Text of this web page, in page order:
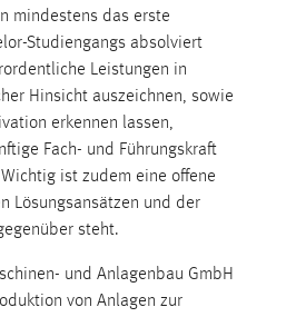
mindestens das erste
Studiengangs absolviert
Leistungen in
Hinsicht auszeichnen, sowie
erkennen lassen,
Fach- und Führungskraft
ist zudem eine offene
Lösungsansätzen und der
steht.
und Anlagenbau GmbH
von Anlagen zur
wird in diesem Cookie
ist.
gewählte Sprache der Website.